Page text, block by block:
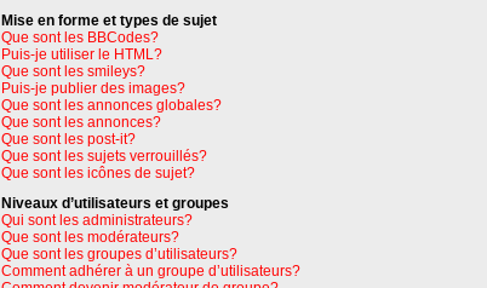
Mise en forme et types de sujet
Que sont les BBCodes?
Puis-je utiliser le HTML?
Que sont les smileys?
Puis-je publier des images?
Que sont les annonces globales?
Que sont les annonces?
Que sont les post-it?
Que sont les sujets verrouillés?
Que sont les icônes de sujet?
Niveaux d’utilisateurs et groupes
Qui sont les administrateurs?
Que sont les modérateurs?
Que sont les groupes d’utilisateurs?
Comment adhérer à un groupe d’utilisateurs?